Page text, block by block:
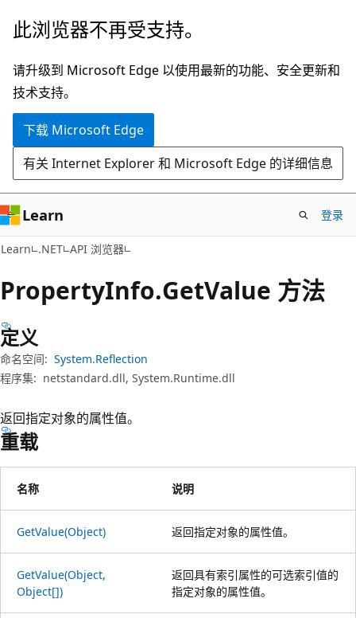
跳
主
要
内
跳
页
内
导
此浏览器不再受支持。
请升级到 Microsoft Edge 以使用最新的功能、安全更新和
技术支持。
下载 Microsoft Edge
有关 Internet Explorer 和 Microsoft Edge 的详细信息
Learn 登录
Learn .NET API 浏览器
PropertyInfo.GetValue 方法
定义
命名空间: System.Reflection
程序集: netstandard.dll, System.Runtime.dll
返回指定对象的属性值。
重载
名称 说明
GetValue(Object) 返回指定对象的属性值。
GetValue(Object,
Object[])
返回具有索引属性的可选索引值的
指定对象的属性值。